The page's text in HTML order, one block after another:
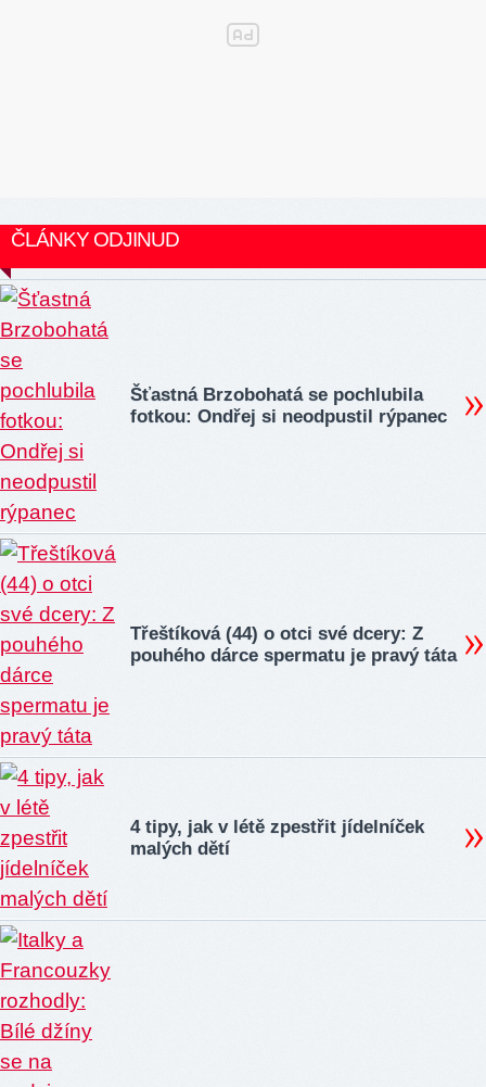
ČLÁNKY ODJINUD
Šťastná Brzobohatá se pochlubila
fotkou: Ondřej si neodpustil rýpanec
Třeštíková (44) o otci své dcery: Z
pouhého dárce spermatu je pravý táta
4 tipy, jak v létě zpestřit jídelníček
malých dětí